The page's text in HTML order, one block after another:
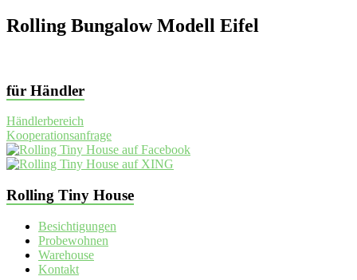
Rolling Bungalow Modell Eifel
für Händler
Händlerbereich
Kooperationsanfrage
Rolling Tiny House
Besichtigungen
Probewohnen
Warehouse
Kontakt